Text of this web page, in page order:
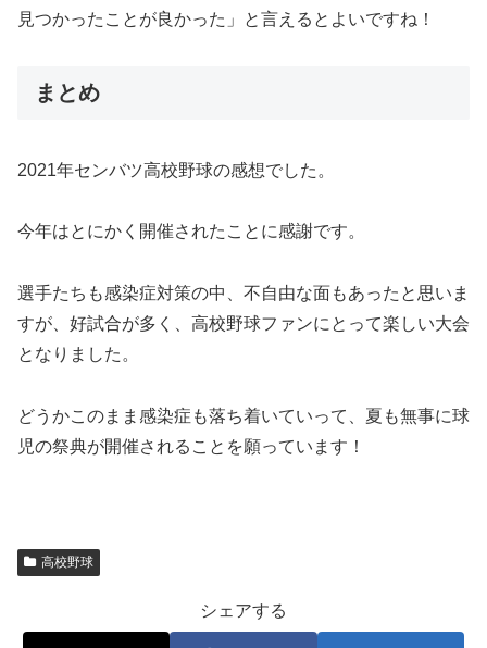
見つかったことが良かった」と言えるとよいですね！
まとめ
2021年センバツ高校野球の感想でした。
今年はとにかく開催されたことに感謝です。
選手たちも感染症対策の中、不自由な面もあったと思いま
すが、好試合が多く、高校野球ファンにとって楽しい大会
となりました。
どうかこのまま感染症も落ち着いていって、夏も無事に球
児の祭典が開催されることを願っています！
高校野球
シェアする